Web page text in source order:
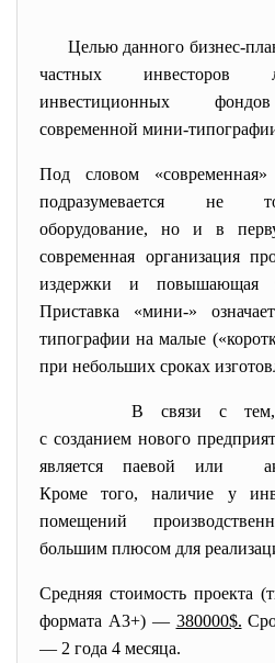
Целью данного бизнес-
частных инвесторов
инвестиционных
современной мини-
Под словом
подразумевается не
оборудование, но и в
современная организация
издержки и повышающая
Приставка «мини-»
типографии на малые
при небольших сроках
В связи с тем,
с созданием нового
является паевой или
Кроме того, наличие у
помещений
большим плюсом для
Средняя стоимость проекта
формата А3+) — 380000$.
— 2 года 4 месяца.